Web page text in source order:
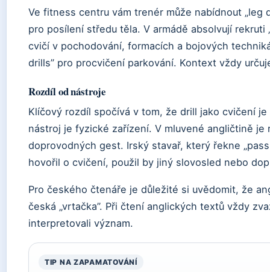
Ve fitness centru vám trenér může nabídnout „leg
pro posílení středu těla. V armádě absolvují
cvičí v pochodování, formacích a bojových
drills” pro procvičení parkování. Kontext vždy
Rozdíl od nástroje
Klíčový rozdíl spočívá v tom, že drill jako cvičení
nástroj je fyzické zařízení. V mluvené angličtině
doprovodných gest. Irský stavař, který řekne
hovořil o cvičení, použil by jiný slovosled nebo
Pro českého čtenáře je důležité si uvědomit, že
česká „vrtačka”. Při čtení anglických textů vždy
interpretovali význam.
TIP NA ZAPAMATOVÁNÍ